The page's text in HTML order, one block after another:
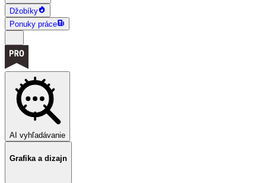
Džobíky
Ponuky práce
AI vyhľadávanie
Grafika a dizajn